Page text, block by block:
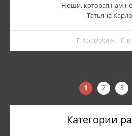
Категории
Ноши, которая нам
Татьяна
10.02.2016 0
1 2 3